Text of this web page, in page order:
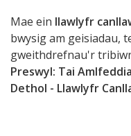
Mae ein llawlyfr
bwysig am geisiadau,
gweithdrefnau'r
Preswyl: Tai
Dethol - Llawlyfr